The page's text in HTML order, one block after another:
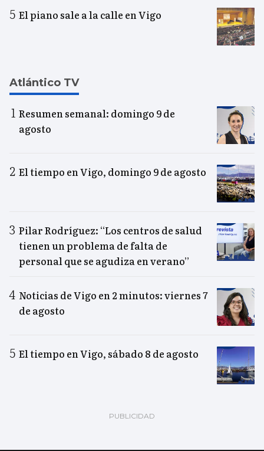
El piano sale a la calle en Vigo
Atlántico TV
Resumen semanal: domingo 9 de
agosto
El tiempo en Vigo, domingo 9 de agosto
Pilar Rodríguez: “Los centros de salud
tienen un problema de falta de
personal que se agudiza en verano”
Noticias de Vigo en 2 minutos: viernes 7
de agosto
El tiempo en Vigo, sábado 8 de agosto